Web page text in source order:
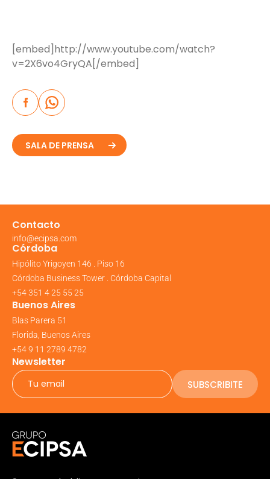
[embed]http://www.youtube.com/watch?
v=2X6vo4GryQA[/embed]
SALA DE PRENSA
Contacto
info@ecipsa.com
Córdoba
Hipólito Yrigoyen 146 . Piso 16
Córdoba Business Tower . Córdoba Capital
+54 351 4 25 55 25
Buenos Aires
Blas Parera 51
Florida, Buenos Aires
+54 9 11 2789 4782
Newsletter
SUBSCRIBITE